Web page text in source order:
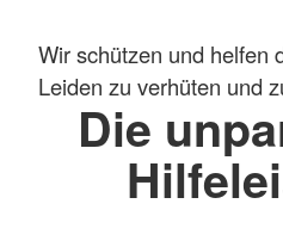
Wir schützen und helfen
Leiden zu verhüten und
Die